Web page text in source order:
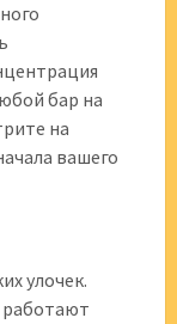
бар на
на
вашего
улочек.